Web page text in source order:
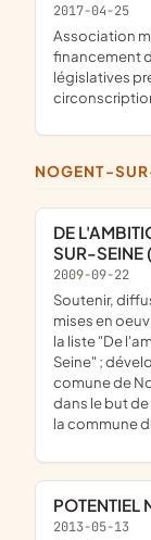
2017-04-25
association mandataire de Mr BACH Michel, pour le
financement
législatives
NOGENT-
DE L'AMBITION ET DU COEUR POUR NOGENT-
SUR-SEINE
2009-09-22
soutenir, diffuser et promouvoir les politiques publiques
mises en
la liste "De
Seine" ;
comune de
dans le but
la commune
2013-05-13